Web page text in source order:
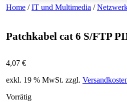
Home /IT und Multimedia /
Patchkabel cat 6 S/FTP
4,07 €
exkl. 19 % MwSt. zzgl.
Vorrätig